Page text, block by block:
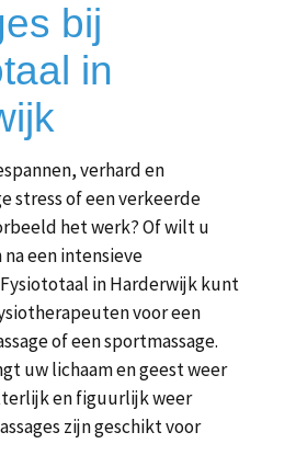
bij
in
verhard en
stress of een verkeerde
het werk? Of wilt u
een intensieve
in Harderwijk kunt
voor een
of een sportmassage.
uw lichaam en geest weer
en figuurlijk weer
zijn geschikt voor